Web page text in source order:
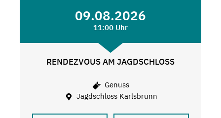
09.08.2026
11:00 Uhr
RENDEZVOUS AM JAGDSCHLOSS
Genuss
Jagdschloss Karlsbrunn